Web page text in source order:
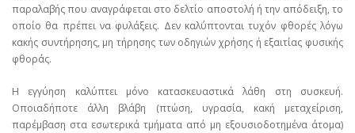
παραλαβής που αναγράφεται στο δελτίο αποστολή ή την απόδειξη, το
οποίο θα πρέπει να φυλάξεις. Δεν καλύπτονται τυχόν φθορές λόγω
κακής συντήρησης, μη τήρησης των οδηγιών χρήσης ή εξαιτίας φυσικής
φθοράς.
Η εγγύηση καλύπτει μόνο κατασκευαστικά λάθη στη συσκευή.
Οποιαδήποτε άλλη βλάβη (πτώση, υγρασία, κακή μεταχείριση,
παρέμβαση στα εσωτερικά τμήματα από μη εξουσιοδοτημένα άτομα)